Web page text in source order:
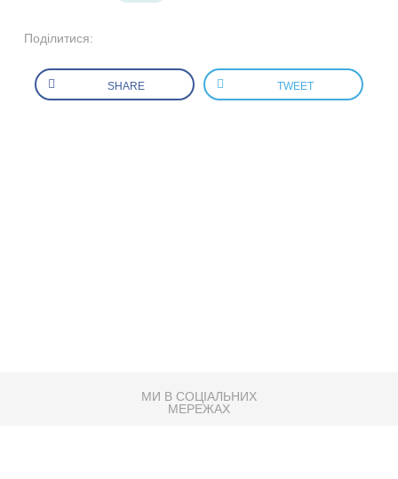
Поділитися:
SHARE TWEET
МИ В СОЦІАЛЬНИХ
МЕРЕЖАХ